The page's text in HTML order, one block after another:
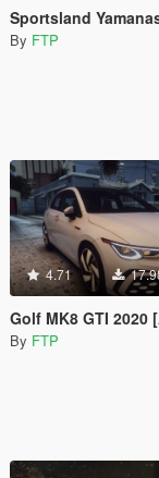
Sportsland Yamanashi
By FTP
4.71
Golf MK8 GTI 2020 [Add-On |
By FTP